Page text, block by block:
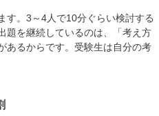
。3～4人で10分ぐらい検討する
題を継続しているのは、「考え方
あるからです。受験生は自分の考